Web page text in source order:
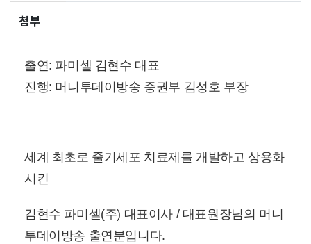
첨부
출연: 파미셀 김현수 대표
진행: 머니투데이방송 증권부 김성호 부장
세계 최초로 줄기세포 치료제를 개발하고 상용화
시킨
김현수 파미셀(주) 대표이사 / 대표원장님의 머니
투데이방송 출연분입니다.